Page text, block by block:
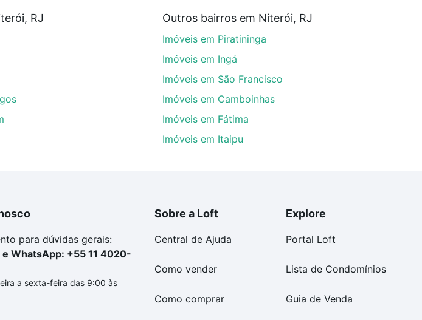
Niterói, RJ que custam a partir de R$ 0 e com nossas opções de
tem alguma dúvida dos custos envolvidos no processo de compra, veja em nosso
o imóvel dos seus sonhos com segurança e conforto. Loft, com você até as chaves.
RJ Outros bairros em Niterói, RJ
Imóveis em Piratininga
Imóveis em Ingá
Imóveis em São Francisco
Imóveis em Camboinhas
Imóveis em Fátima
Imóveis em Itaipu
para dúvidas gerais:
WhatsApp: +55 11 4020-
a sexta-feira das 9:00 às
Sobre a Loft
Central de Ajuda
Como vender
Como comprar
Explore
Portal Loft
Lista de Condomínios
Guia de Venda